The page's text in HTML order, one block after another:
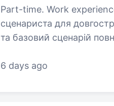
Part-time. Work experience more
сценариста для довгострокового
та базовий сценарій
6 days ago